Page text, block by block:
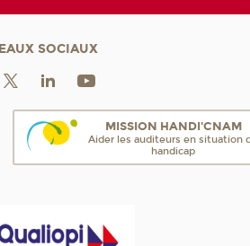
SOCIAUX
MISSION HANDI'CNAM
Aider les auditeurs en situation
handicap